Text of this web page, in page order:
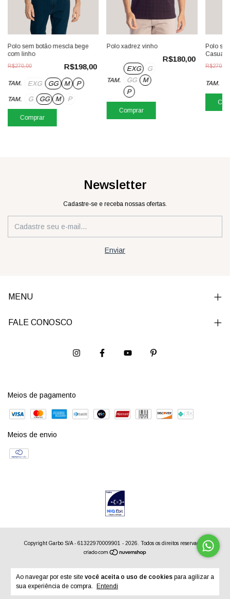
Ao navegar por este site você aceita o uso de cookies para agilizar a
sua experiência de compra.
Entendi
Polo sem botão mescla bege
com linho
R$198,00
R$270,00
TAM. EXG GG M P
TAM. G GG M P
Comprar
Polo xadrez vinho
R$180,00
TAM.
EXG
G
GG
M
P
Comprar
Polo
Casual
R$270,00
TAM.
Newsletter
Cadastre-se e receba nossas ofertas.
MENU
FALE CONOSCO
Meios de pagamento
Meios de envio
Copyright Garbo S/A - 61322970009901 - 2026. Todos os direitos reservados.